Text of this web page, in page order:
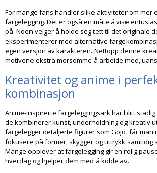
For mange fans handler slike aktiviteter om mer
fargelegging. Det er også en måte å vise
på. Noen velger å holde seg tett til det originale
eksperimenterer med alternative
egen versjon av karakteren. Nettopp denne
motivene ekstra morsomme å arbeide med,
Kreativitet og anime i
kombinasjon
Anime-inspirerte fargeleggingsark har blitt
de kombinerer kunst, underholdning og kreativ
fargelegger detaljerte figurer som Gojo, får man
fokusere på former, skygger og uttrykk samtidig
Mange opplever at fargelegging gir en rolig
hverdag og hjelper dem med å koble av.